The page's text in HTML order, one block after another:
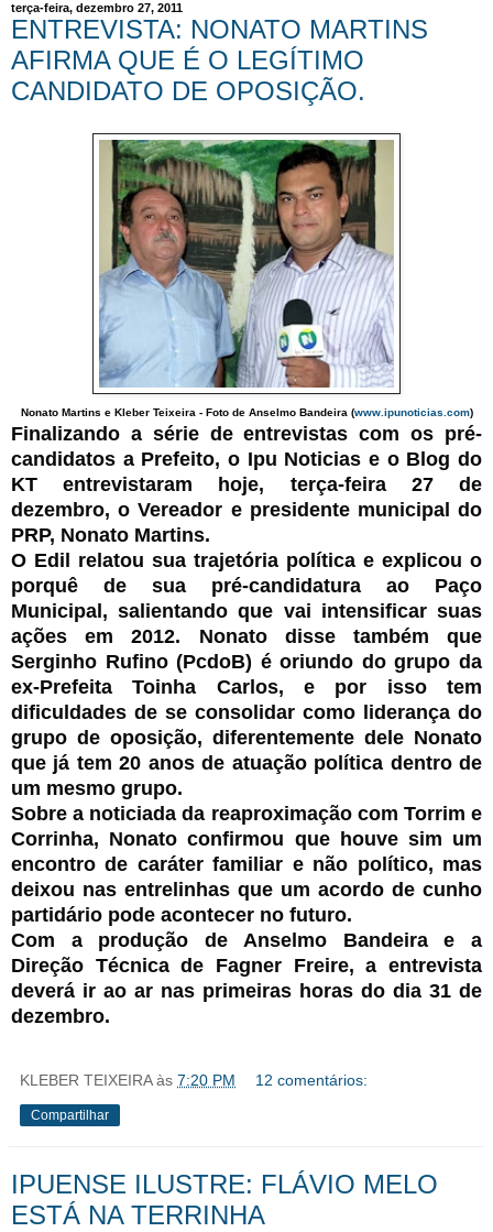
terça-feira, dezembro 27, 2011
ENTREVISTA: NONATO MARTINS
AFIRMA QUE É O LEGÍTIMO
CANDIDATO DE OPOSIÇÃO.
Nonato Martins e Kleber Teixeira - Foto de Anselmo Bandeira (www.ipunoticias.com)
Finalizando a série de entrevistas com os pré-
candidatos a Prefeito, o Ipu Noticias e o Blog do
KT entrevistaram hoje, terça-feira 27 de
dezembro, o Vereador e presidente municipal do
PRP, Nonato Martins.
O Edil relatou sua trajetória política e explicou o
porquê de sua pré-candidatura ao Paço
Municipal, salientando que vai intensificar suas
ações em 2012. Nonato disse também que
Serginho Rufino (PcdoB) é oriundo do grupo da
ex-Prefeita Toinha Carlos, e por isso tem
dificuldades de se consolidar como liderança do
grupo de oposição, diferentemente dele Nonato
que já tem 20 anos de atuação política dentro de
um mesmo grupo.
Sobre a noticiada da reaproximação com Torrim e
Corrinha, Nonato confirmou que houve sim um
encontro de caráter familiar e não político, mas
deixou nas entrelinhas que um acordo de cunho
partidário pode acontecer no futuro.
Com a produção de Anselmo Bandeira e a
Direção Técnica de Fagner Freire, a entrevista
deverá ir ao ar nas primeiras horas do dia 31 de
dezembro.
KLEBER TEIXEIRA às 7:20 PM 12 comentários:
Compartilhar
IPUENSE ILUSTRE: FLÁVIO MELO
ESTÁ NA TERRINHA